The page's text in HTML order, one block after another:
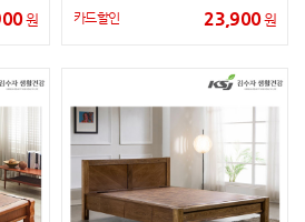
원 카드할인 23,900원